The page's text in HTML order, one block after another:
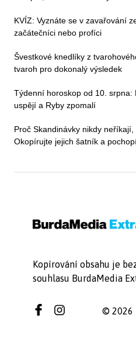
KVÍZ: Vyznáte se v zavařování
začátečníci nebo profíci
Švestkové knedlíky z
tvaroh pro dokonalý výsledek
Týdenní horoskop od 10.
uspějí a Ryby zpomalí
Proč Skandinávky nikdy
Okopírujte jejich šatník a
Kopírování obsahu je
souhlasu BurdaMedia
© 2026